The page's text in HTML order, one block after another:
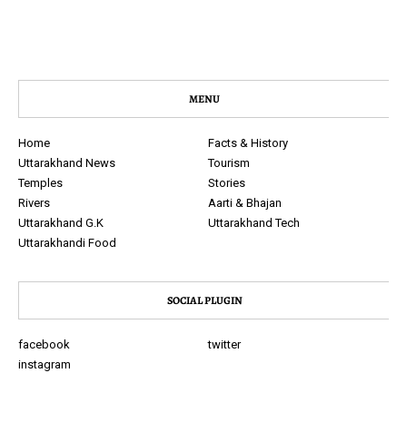
MENU
Home
Facts & History
Uttarakhand News
Tourism
Temples
Stories
Rivers
Aarti & Bhajan
Uttarakhand G.K
Uttarakhand Tech
Uttarakhandi Food
SOCIAL PLUGIN
facebook
twitter
instagram